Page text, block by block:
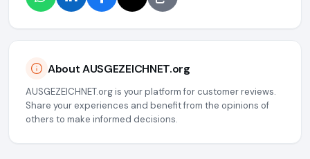
About AUSGEZEICHNET.org
AUSGEZEICHNET.org is your platform for customer reviews.
Share your experiences and benefit from the opinions of
others to make informed decisions.